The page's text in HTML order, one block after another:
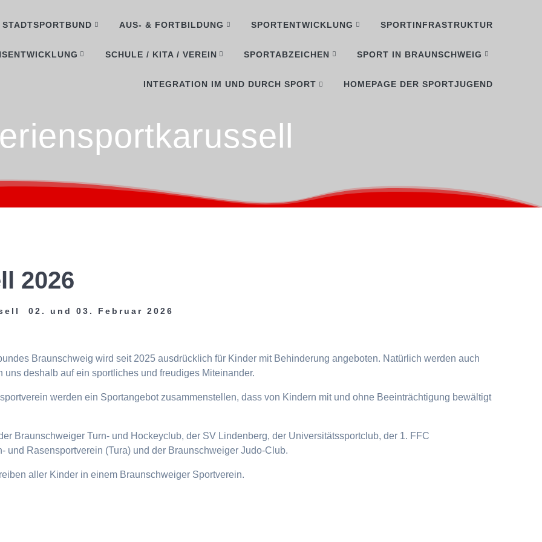
STADTSPORTBUND AUS- & FORTBILDUNG SPORTENTWICKLUNG SPORTINFRASTRUKTUR
SCHULE / KITA / VEREIN SPORTABZEICHEN SPORT IN BRAUNSCHWEIG
INTEGRATION IM UND DURCH SPORT HOMEPAGE DER SPORTJUGEND
2026
02. und 03. Februar 2026
Braunschweig wird seit 2025 ausdrücklich für Kinder mit Behinderung angeboten. Natürlich werden auch
deshalb auf ein sportliches und freudiges Miteinander.
werden ein Sportangebot zusammenstellen, dass von Kindern mit und ohne Beeinträchtigung bewältigt
Braunschweiger Turn- und Hockeyclub, der SV Lindenberg, der Universitätssportclub, der 1. FFC
und Rasensportverein (Tura) und der Braunschweiger Judo-Club.
aller Kinder in einem Braunschweiger Sportverein.